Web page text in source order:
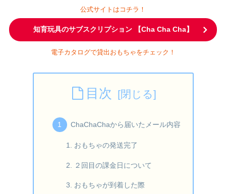
公式サイトはコチラ！
知育玩具のサブスクリプション 【Cha Cha Cha】
電子カタログで貸出おもちゃをチェック！
目次
ChaChaChaから届いたメール内容
おもちゃの発送完了
２回目の課金日について
おもちゃが到着した際